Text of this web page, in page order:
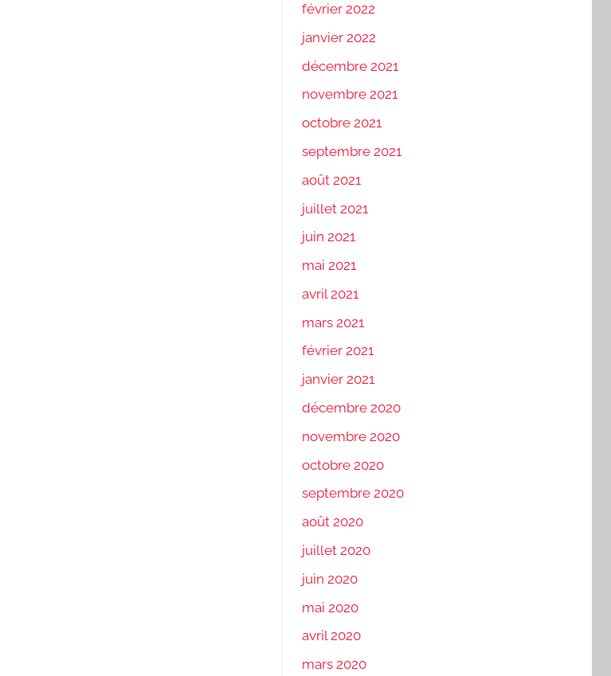
février 2022
janvier 2022
décembre 2021
novembre 2021
octobre 2021
septembre 2021
août 2021
juillet 2021
juin 2021
mai 2021
avril 2021
mars 2021
février 2021
janvier 2021
décembre 2020
novembre 2020
octobre 2020
septembre 2020
août 2020
juillet 2020
juin 2020
mai 2020
avril 2020
mars 2020